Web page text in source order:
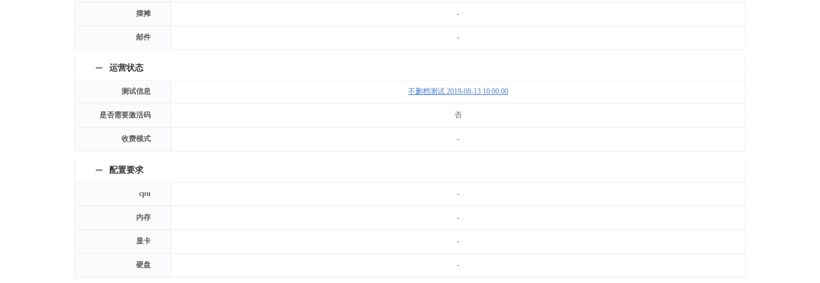
摆摊 -
邮件 -
运营状态
测试信息 不删档测试 2019-08-13 10:00:00
是否需要激活码 否
收费模式 -
配置要求
cpu -
内存 -
显卡 -
硬盘 -